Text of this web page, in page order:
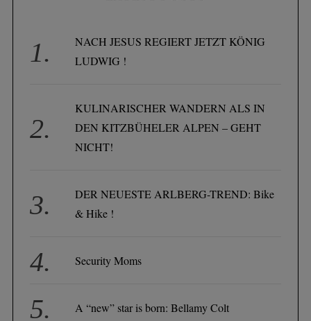
NACH JESUS REGIERT JETZT KÖNIG
LUDWIG !
KULINARISCHER WANDERN ALS IN
DEN KITZBÜHELER ALPEN – GEHT
NICHT!
DER NEUESTE ARLBERG-TREND: Bike
& Hike !
Security Moms
A “new” star is born: Bellamy Colt